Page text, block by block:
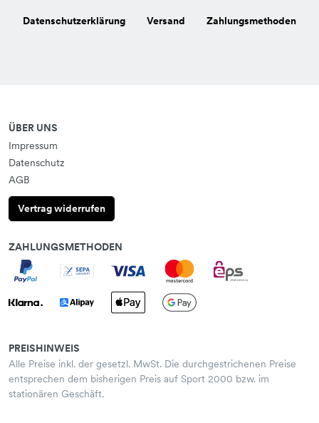
Datenschutzerklärung Versand Zahlungsmethoden
ÜBER UNS
Impressum
Datenschutz
AGB
Vertrag widerrufen
ZAHLUNGSMETHODEN
PREISHINWEIS
Alle Preise inkl. der gesetzl. MwSt. Die durchgestrichenen Preise
entsprechen dem bisherigen Preis auf Sport 2000 bzw. im
stationären Geschäft.